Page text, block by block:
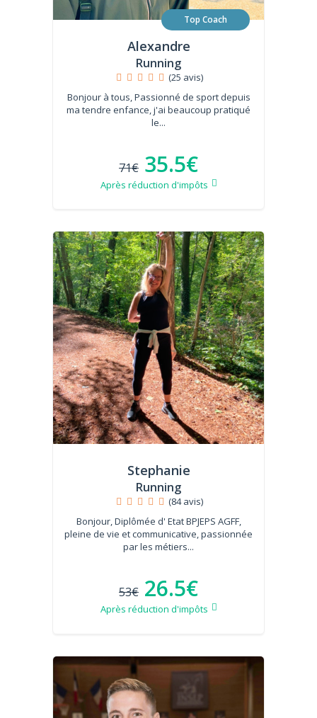
Top Coach
Alexandre
Running
(25 avis)
Bonjour à tous, Passionné de sport depuis
ma tendre enfance, j'ai beaucoup pratiqué
le...
71€ 35.5€
Après réduction d'impôts
Stephanie
Running
(84 avis)
Bonjour, Diplômée d' Etat BPJEPS AGFF,
pleine de vie et communicative, passionnée
par les métiers...
53€ 26.5€
Après réduction d'impôts